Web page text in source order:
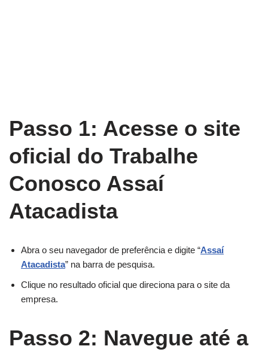
Passo 1: Acesse o site
oficial do Trabalhe
Conosco Assaí
Atacadista
Abra o seu navegador de preferência e digite “Assaí
Atacadista” na barra de pesquisa.
Clique no resultado oficial que direciona para o site da
empresa.
Passo 2: Navegue até a